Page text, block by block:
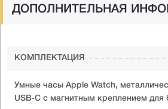
ДОПОЛНИТЕЛЬНАЯ
КОМПЛЕКТАЦИЯ
Умные часы Apple Watch,
USB‑C с магнитным креплением для